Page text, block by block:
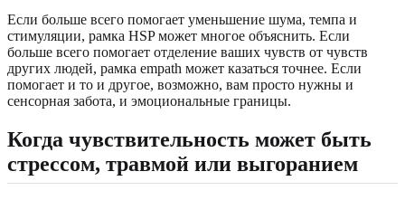
Если больше всего помогает уменьшение шума, темпа и
стимуляции, рамка HSP может многое объяснить. Если
больше всего помогает отделение ваших чувств от чувств
других людей, рамка empath может казаться точнее. Если
помогает и то и другое, возможно, вам просто нужны и
сенсорная забота, и эмоциональные границы.
Когда чувствительность может быть
стрессом, травмой или выгоранием